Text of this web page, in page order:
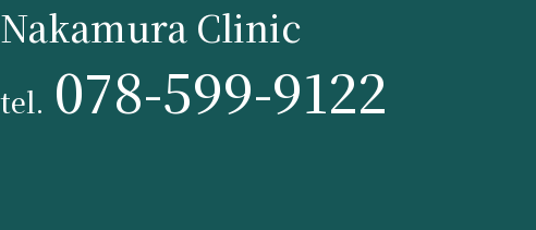
Nakamura Clinic
tel. 078-599-9122